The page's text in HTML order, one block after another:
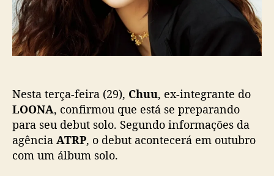
c
ç
ã
c
o
n
f
i
Nesta terça-feira (29), Chuu, ex-integrante do
LOONA, confirmou que está se preparando
para seu debut solo. Segundo informações da
agência ATRP, o debut acontecerá em outubro
com um álbum solo.